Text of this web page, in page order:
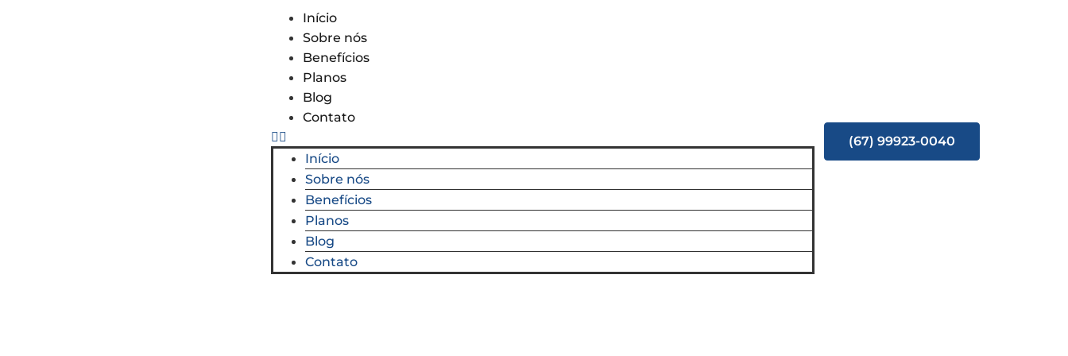
Início
Sobre nós
Benefícios
Planos
Blog
Contato
Início
Sobre nós
Benefícios
Planos
Blog
Contato
(67) 99923-0040